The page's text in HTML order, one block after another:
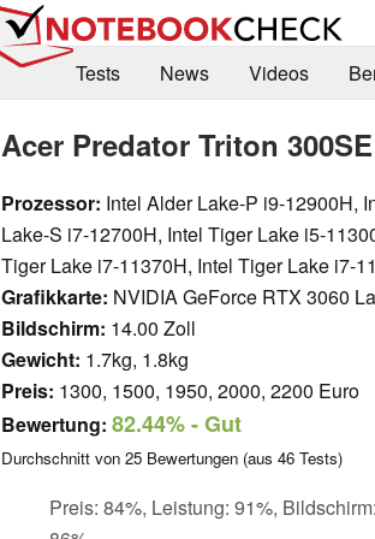
Tests
News Videos
Acer Predator Triton
Prozessor: Intel Alder Lake-P i9-12900H,
Lake-S i7-12700H, Intel Tiger Lake i5-
Tiger Lake i7-11370H, Intel Tiger Lake i7-
Grafikkarte: NVIDIA GeForce RTX 3060
Bildschirm: 14.00 Zoll
Gewicht: 1.7kg, 1.8kg
Preis: 1300, 1500, 1950, 2000, 2200 Euro
Bewertung: 82.44%- Gut
Durchschnitt von 25 Bewertungen (aus 46 Tests)
Preis: 84%, Leistung: 91%,